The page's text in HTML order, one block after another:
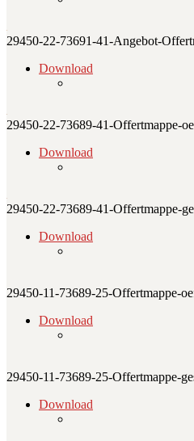
29450-22-73691-41-Angebot-
Download
29450-22-73689-41-Offertmappe-
Download
29450-22-73689-41-Offertmappe-
Download
29450-11-73689-25-Offertmappe-
Download
29450-11-73689-25-Offertmappe-
Download